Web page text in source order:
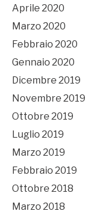
Aprile 2020
Marzo 2020
Febbraio 2020
Gennaio 2020
Dicembre 2019
Novembre 2019
Ottobre 2019
Luglio 2019
Marzo 2019
Febbraio 2019
Ottobre 2018
Marzo 2018